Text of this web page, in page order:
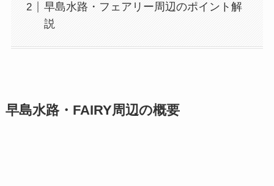
早島水路・フェアリー周辺のポイント解
説
早島水路・FAIRY周辺の概要